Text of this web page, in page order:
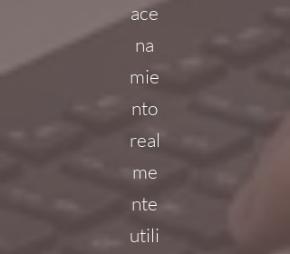
ace
na
mie
nto
real
me
nte
utili